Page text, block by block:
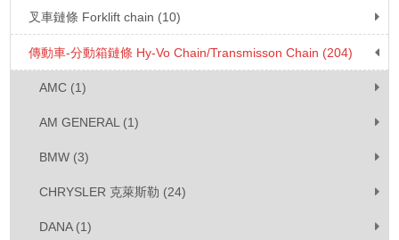
叉車鏈條 Forklift chain (10)
傳動車-分動箱鏈條 Hy-Vo Chain/Transmisson Chain (204)
AMC (1)
AM GENERAL (1)
BMW (3)
CHRYSLER 克萊斯勒 (24)
DANA (1)